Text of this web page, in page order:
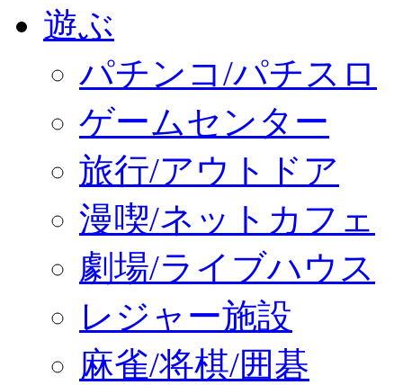
遊ぶ
パチンコ/パチスロ
ゲームセンター
旅行/アウトドア
漫喫/ネットカフェ
劇場/ライブハウス
レジャー施設
麻雀/将棋/囲碁